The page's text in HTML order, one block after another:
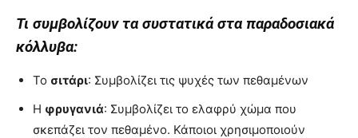
Τι συμβολίζουν τα συστατικά στα παραδοσιακά
κόλλυβα:
Το σιτάρι: Συμβολίζει τις ψυχές των πεθαμένων
Η φρυγανιά: Συμβολίζει το ελαφρύ χώμα που
σκεπάζει τον πεθαμένο. Κάποιοι χρησιμοποιούν